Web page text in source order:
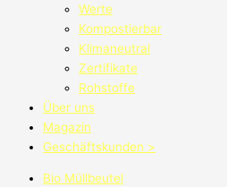
Werte
Kompostierbar
Klimaneutral
Zertifikate
Rohstoffe
Über uns
Magazin
Geschäftskunden >
Bio Müllbeutel